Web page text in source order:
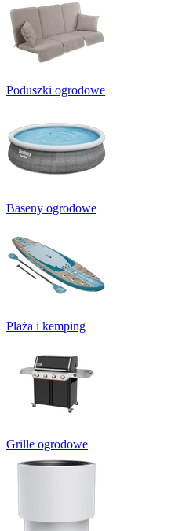
Poduszki ogrodowe
Baseny ogrodowe
Plaża i kemping
Grille ogrodowe